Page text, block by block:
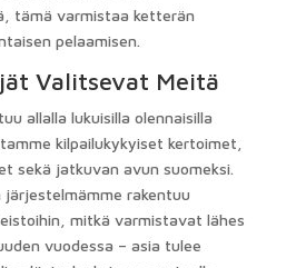
tämä varmistaa ketterän
pelaamisen.
Valitsevat Meitä
allalla lukuisilla olennaisilla
kilpailukykyiset kertoimet,
sekä jatkuvan avun suomeksi.
järjestelmämme rakentuu
mitkä varmistavat lähes
vuodessa – asia tulee